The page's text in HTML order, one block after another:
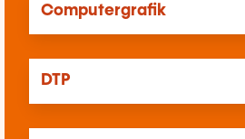
Computergrafik
DTP